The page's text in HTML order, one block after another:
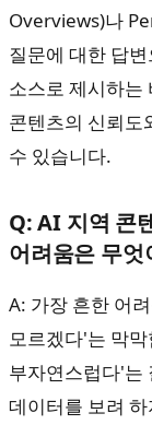
Overviews)나
질문에 대한 답
소스로 제시하는
콘텐츠의 신뢰도
수 있습니다.
Q: AI 지역 콘
어려움은 무엇
A: 가장 흔한 어
모르겠다'는 막
부자연스럽다'는
데이터를 보려